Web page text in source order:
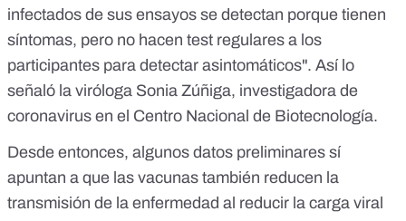
infectados de sus ensayos se detectan porque tienen
síntomas, pero no hacen test regulares a los
participantes para detectar asintomáticos". Así lo
señaló la viróloga Sonia Zúñiga, investigadora de
coronavirus en el Centro Nacional de Biotecnología.
Desde entonces, algunos datos preliminares sí
apuntan a que las vacunas también reducen la
transmisión de la enfermedad al reducir la carga viral